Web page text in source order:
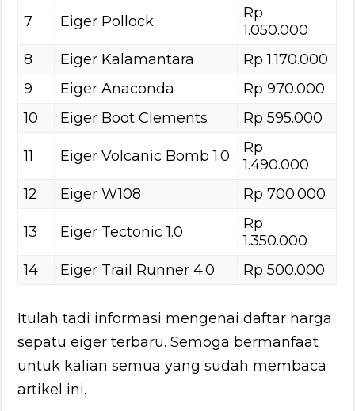
7 Eiger Pollock
Rp
1.050.000
8
Eiger Kalamantara
Rp 1.170.000
9
Eiger Anaconda
Rp 970.000
10
Eiger Boot Clements Rp 595.000
11 Eiger Volcanic Bomb 1.0
Rp
1.490.000
12
Eiger W108 Rp 700.000
13 Eiger Tectonic 1.0
Rp
1.350.000
14
Eiger Trail Runner 4.0 Rp 500.000
Itulah tadi informasi mengenai daftar harga
sepatu eiger terbaru. Semoga bermanfaat
untuk kalian semua yang sudah membaca
artikel ini.